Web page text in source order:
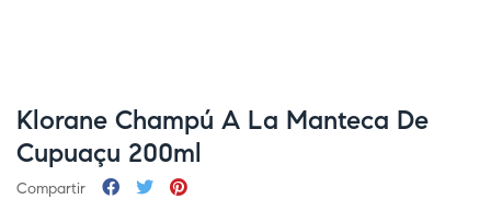
Klorane Champú A La Manteca De
Cupuaçu 200ml
Compartir